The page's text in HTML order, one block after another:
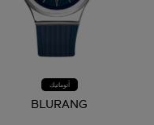
أتوماتيك
BLURANG